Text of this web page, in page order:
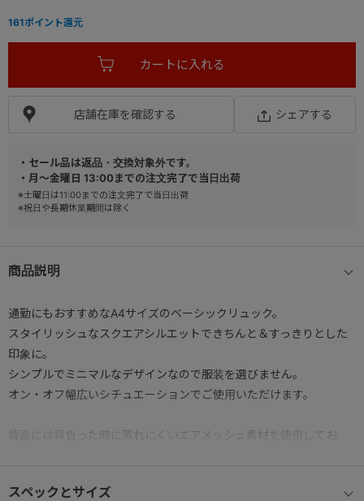
・セール品は返品・交換対象外です。
・月～金曜日 13:00までの注文完了で当日出荷
※土曜日は11:00までの注文完了で当日出荷
※祝日や長期休業期間は除く
商品説明
通勤にもおすすめなA4サイズのベーシックリュック。
スタイリッシュなスクエアシルエットできちんと＆すっきりとした
印象に。
シンプルでミニマルなデザインなので服装を選びません。
オン・オフ幅広いシチュエーションでご使用いただけます。
背面には背負った時に蒸れにくいエアメッシュ素材を使用してお
スペックとサイズ
店舗在庫を確認する シェアする
161ポイント還元